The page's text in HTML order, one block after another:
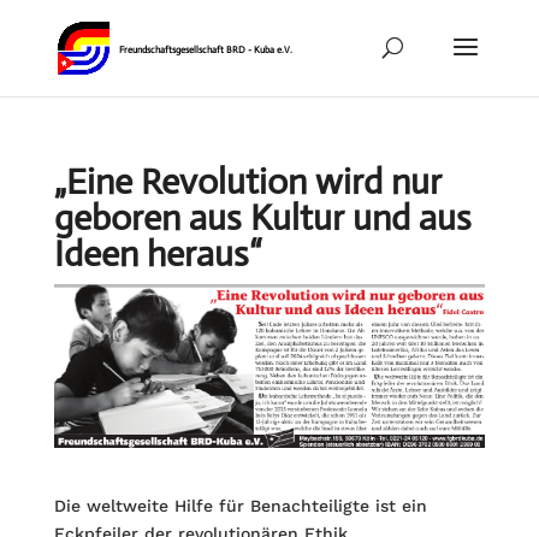
„Eine Revolution wird nur
geboren aus Kultur und aus
Ideen heraus“
Die weltweite Hilfe für Benachteiligte ist ein
Eckpfeiler der revolutionären Ethik.